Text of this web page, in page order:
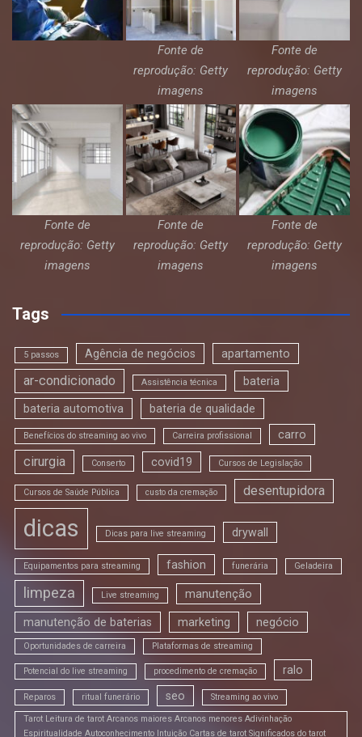
Fonte de
reprodução: Getty
imagens
Fonte de
reprodução: Getty
imagens
Fonte de
reprodução: Getty
imagens
Fonte de
reprodução: Getty
imagens
Fonte de
reprodução: Getty
imagens
Tags
5 passos Agência de negócios apartamento
ar-condicionado Assistência técnica bateria
bateria automotiva bateria de qualidade
Benefícios do streaming ao vivo Carreira profissional carro
cirurgia Conserto covid19 Cursos de Legislação
Cursos de Saúde Pública custo da cremação desentupidora
dicas Dicas para live streaming drywall
Equipamentos para streaming fashion funerária Geladeira
limpeza Live streaming manutenção
manutenção de baterias marketing negócio
Oportunidades de carreira Plataformas de streaming
Potencial do live streaming procedimento de cremação ralo
Reparos ritual funerário seo Streaming ao vivo
Tarot Leitura de tarot Arcanos maiores Arcanos menores Adivinhação
Espiritualidade Autoconhecimento Intuição Cartas de tarot Significados do tarot